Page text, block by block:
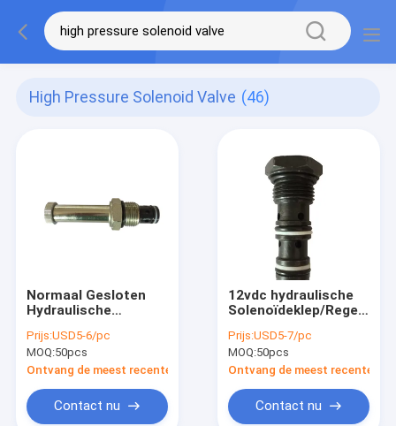
High Pressure Solenoid Valve (46)
Normaal Gesloten
Hydraulische
Manier 2 de Klep van
de Positiesolenoïde
Prijs:USD5-6/pc
MOQ:50pcs
Ontvang de meest recente Prijs
Contact nu
12vdc hydraulische
Solenoïdeklep/Regelbare
DrukAfblaasklep
Prijs:USD5-7/pc
MOQ:50pcs
Ontvang de meest recente
Contact nu